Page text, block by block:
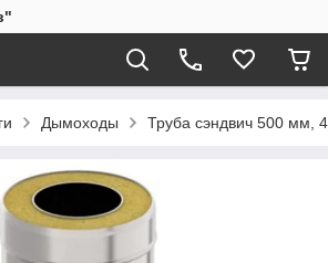
Дымоходы Труба сэндвич 500 мм,